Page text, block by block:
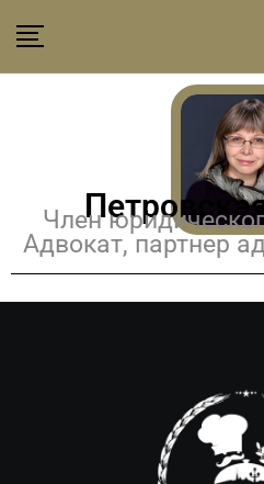
Член
Адвокат, партнер